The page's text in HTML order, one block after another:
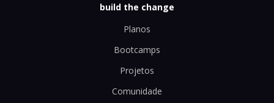
build the change
Planos
Bootcamps
Projetos
Comunidade